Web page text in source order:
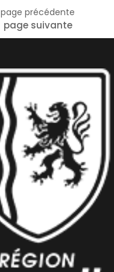
page précédente
page suivante